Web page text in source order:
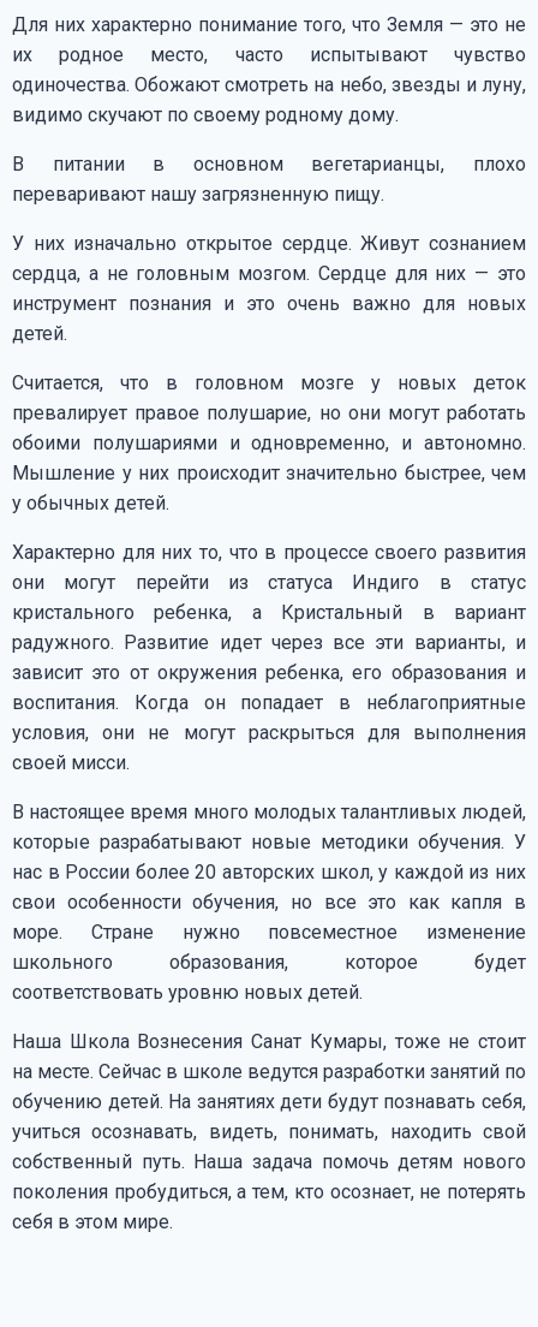
Для них характерно понимание того, что Земля — это не
их родное место, часто испытывают чувство
одиночества. Обожают смотреть на небо, звезды и луну,
видимо скучают по своему родному дому.
В питании в основном вегетарианцы, плохо
переваривают нашу загрязненную пищу.
У них изначально открытое сердце. Живут сознанием
сердца, а не головным мозгом. Сердце для них — это
инструмент познания и это очень важно для новых
детей.
Считается, что в головном мозге у новых деток
превалирует правое полушарие, но они могут работать
обоими полушариями и одновременно, и автономно.
Мышление у них происходит значительно быстрее, чем
у обычных детей.
Характерно для них то, что в процессе своего развития
они могут перейти из статуса Индиго в статус
кристального ребенка, а Кристальный в вариант
радужного. Развитие идет через все эти варианты, и
зависит это от окружения ребенка, его образования и
воспитания. Когда он попадает в неблагоприятные
условия, они не могут раскрыться для выполнения
своей мисси.
В настоящее время много молодых талантливых людей,
которые разрабатывают новые методики обучения. У
нас в России более 20 авторских школ, у каждой из них
свои особенности обучения, но все это как капля в
море. Стране нужно повсеместное изменение
школьного образования, которое будет
соответствовать уровню новых детей.
Наша Школа Вознесения Санат Кумары, тоже не стоит
на месте. Сейчас в школе ведутся разработки занятий по
обучению детей. На занятиях дети будут познавать себя,
учиться осознавать, видеть, понимать, находить свой
собственный путь. Наша задача помочь детям нового
поколения пробудиться, а тем, кто осознает, не потерять
себя в этом мире.